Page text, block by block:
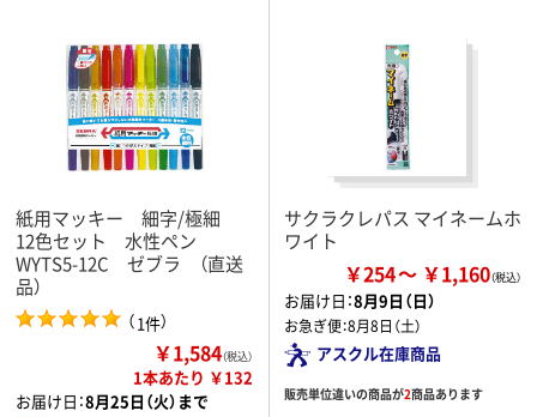
紙用マッキー 細字/極細
12色セット 水性ペン
WYTS5-12C ゼブラ （直送
品）
（1件）
￥1,584（税込）
1本あたり ￥132
お届け日：8月25日（火）まで
サクラクレパス マイネームホ
ワイト
￥254 ￥1,160
お届け日：8月9日（日）
お急ぎ便：8月8日（土）
アスクル在庫商品
販売単位違いの商品が2商品あります